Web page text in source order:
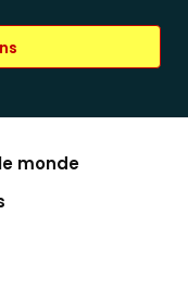
monde